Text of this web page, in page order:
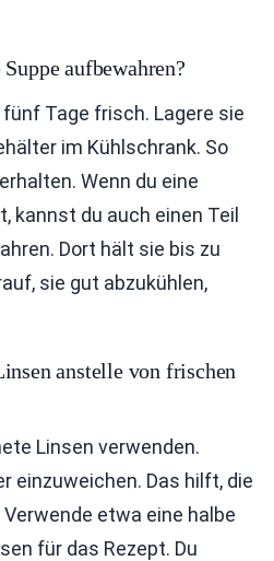
aufbewahren?
Tage frisch. Lagere sie
im Kühlschrank. So
Wenn du eine
kannst du auch einen Teil
Dort hält sie bis zu
sie gut abzukühlen,
anstelle von frischen
Linsen verwenden.
einzuweichen. Das hilft, die
etwa eine halbe
für das Rezept. Du